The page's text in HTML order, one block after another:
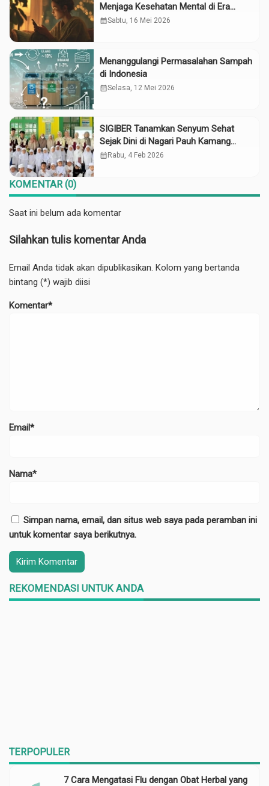
Menjaga Kesehatan Mental di Era
Media Sosial
calendar_monthSabtu, 16 Mei 2026
Menanggulangi Permasalahan Sampah
di Indonesia
calendar_monthSelasa, 12 Mei 2026
SIGIBER Tanamkan Senyum Sehat
Sejak Dini di Nagari Pauh Kamang
Mudiak
calendar_monthRabu, 4 Feb 2026
KOMENTAR (0)
Saat ini belum ada komentar
Silahkan tulis komentar Anda
Email Anda tidak akan dipublikasikan. Kolom yang bertanda
bintang (*) wajib diisi
Komentar*
Email*
Nama*
Simpan nama, email, dan situs web saya pada peramban ini
untuk komentar saya berikutnya.
REKOMENDASI UNTUK ANDA
TERPOPULER
7 Cara Mengatasi Flu dengan Obat Herbal yang